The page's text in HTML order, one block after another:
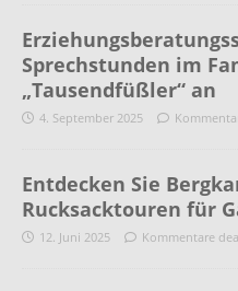
Sprechstunden im
„Tausendfüßler“ an
4. September 2025
Entdecken Sie
Rucksacktouren für
12. Juni 2025 Kommentare